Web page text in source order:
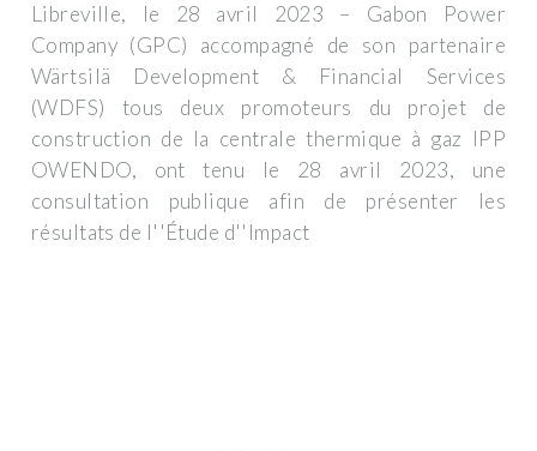
Libreville, le 28 avril 2023 – Gabon Power
Company (GPC) accompagné de son partenaire
Wärtsilä Development & Financial Services
(WDFS) tous deux promoteurs du projet de
construction de la centrale thermique à gaz IPP
OWENDO, ont tenu le 28 avril 2023, une
consultation publique afin de présenter les
résultats de l''Étude d''Impact